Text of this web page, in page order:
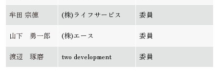
牟田 宗徳 (株)ライフサービス 委員
山下 勇一郎 (株)エース 委員
渡辺 琢磨 two development 委員